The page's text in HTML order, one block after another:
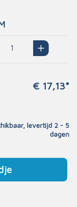
€ 17,13*
levertijd 2 - 5
dagen